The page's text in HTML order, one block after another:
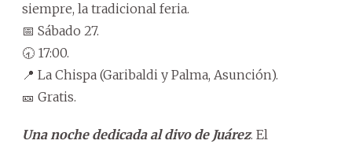
siempre, la tradicional feria.
📅 Sábado 27.
🕣 17:00.
📍 La Chispa (Garibaldi y Palma, Asunción).
🎫 Gratis.
Una noche dedicada al divo de Juárez. El